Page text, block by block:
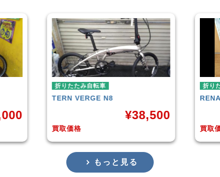
折りたたみ自転車
RENAULTLIGHT-8 AL-FDB140
買取価格
¥16,799
折り
R＆M
買取
もっと見る